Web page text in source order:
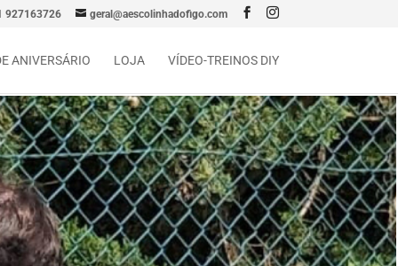
927163726 geral@aescolinhadofigo.com
ANIVERSÁRIO LOJA VÍDEO-TREINOS DIY